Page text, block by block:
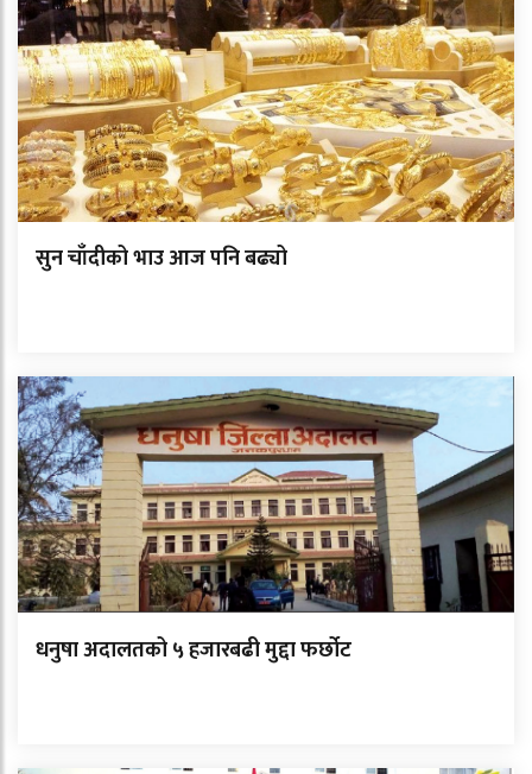
सुन चाँदीको भाउ आज पनि बढ्यो
धनुषा अदालतको ५ हजारबढी मुद्दा फर्छोट